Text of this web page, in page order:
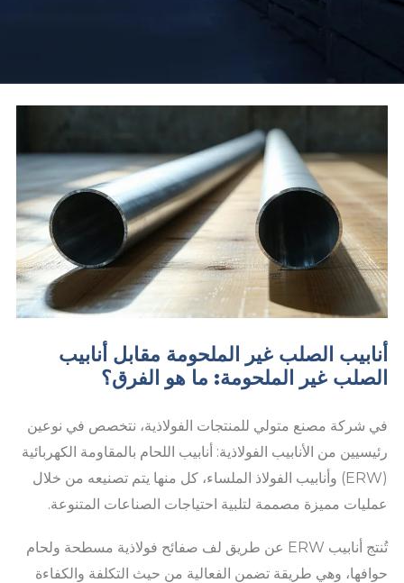
أنابيب الصلب غير الملحومة مقابل أنابيب
الصلب غير الملحومة: ما هو الفرق؟
في شركة مصنع متولي للمنتجات الفولاذية، نتخصص في نوعين
رئيسيين من الأنابيب الفولاذية: أنابيب اللحام بالمقاومة الكهربائية
(ERW) وأنابيب الفولاذ الملساء، كل منها يتم تصنيعه من خلال
عمليات مميزة مصممة لتلبية احتياجات الصناعات المتنوعة.
تُنتج أنابيب ERW عن طريق لف صفائح فولاذية مسطحة ولحام
حوافها، وهي طريقة تضمن الفعالية من حيث التكلفة والكفاءة